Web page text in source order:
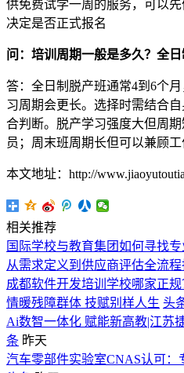
供免费试学一周的服务，可以
决定是否正式报名
问：培训周期一般是多久？全日
答：全日制脱产班通常4到6个
习周期会更长。选择时需结合
合判断。脱产学习强度大但周
员；周末班周期长但可以兼顾
本文地址：http://
相关推荐
国际学校与教育集团如何寻找
从需求定义到供应商评估全流程
成都软件开发培训学校哪家正
情暖残障群体 技赋别样人生 头
Ai数智一体化 赋能新高教|江苏
条 昨天
汽车零部件实验室CNAS认可